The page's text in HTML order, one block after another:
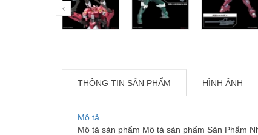
THÔNG TIN SẢN PHẨM HÌNH ẢNH
Mô tả
Mô tả sản phẩm Mô tả sản phẩm Sản Phẩm